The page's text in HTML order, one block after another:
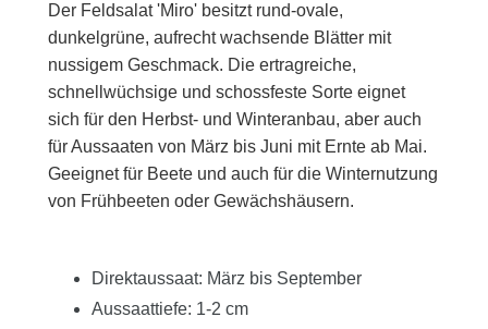
Der Feldsalat 'Miro' besitzt rund-ovale,
dunkelgrüne, aufrecht wachsende Blätter mit
nussigem Geschmack. Die ertragreiche,
schnellwüchsige und schossfeste Sorte eignet
sich für den Herbst- und Winteranbau, aber auch
für Aussaaten von März bis Juni mit Ernte ab Mai.
Geeignet für Beete und auch für die Winternutzung
von Frühbeeten oder Gewächshäusern.
Direktaussaat: März bis September
Aussaattiefe: 1-2 cm